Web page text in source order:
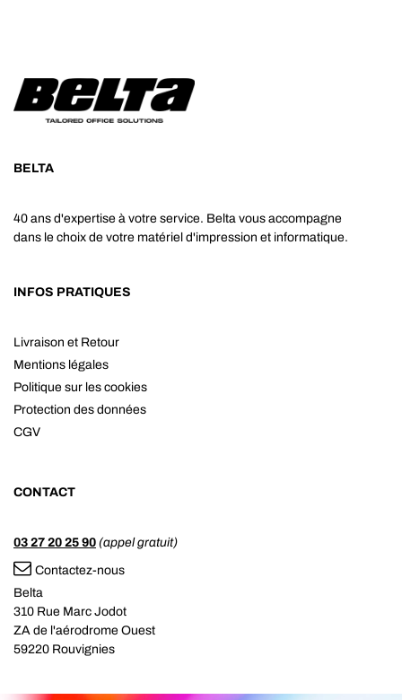
BELTA
40 ans d'expertise à votre service. Belta vous accompagne
dans le choix de votre matériel d'impression et informatique.
INFOS PRATIQUES
Livraison et Retour
Mentions légales
Politique sur les cookies
Protection des données
CGV
CONTACT
03 27 20 25 90 (appel gratuit)
Contactez-nous
Belta
310 Rue Marc Jodot
ZA de l'aérodrome Ouest
59220 Rouvignies